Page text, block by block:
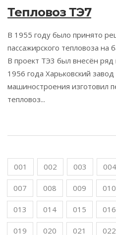
Тепловоз ТЭ7
В 1955 году было принято
пассажирского тепловоза на
В проект ТЭ3 был внесён
1956 года Харьковский
машиностроения изготовил
тепловоз...
001 002 003 004
007 008 009 010
013 014 015 016
019 020 021 022